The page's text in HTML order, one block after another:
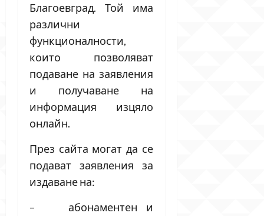
Благоевград. Той има
различни
функционалности,
които позволяват
подаване на заявления
и получаване на
информация изцяло
онлайн.
През сайта могат да се
подават заявления за
издаване на:
– абонаментен и